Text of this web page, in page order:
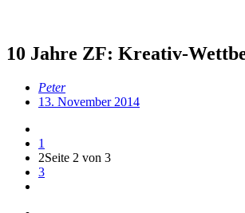
10 Jahre ZF: Kreativ-
Peter
13. November 2014
1
2Seite 2 von 3
3